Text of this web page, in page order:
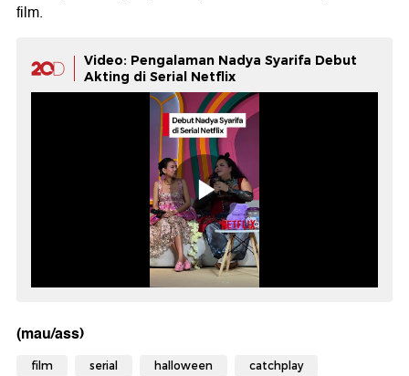
film.
Video: Pengalaman Nadya Syarifa Debut
Akting di Serial Netflix
(mau/ass)
film serial halloween catchplay